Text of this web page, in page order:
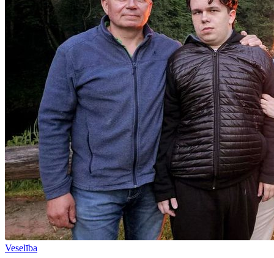
Veselība